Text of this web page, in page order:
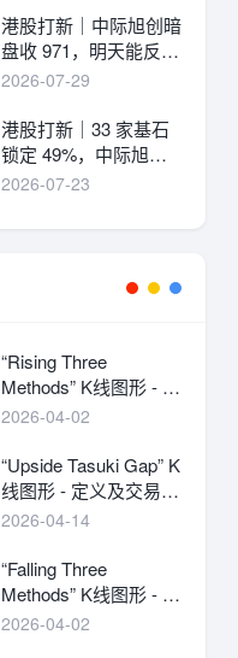
港股打新｜中际旭创暗
盘收 971，明天能反弹
吗？
2026-07-29
港股打新｜33 家基石
锁定 49%，中际旭创
详细申购分析！
2026-07-23
“Rising Three
Methods” K线图形 - 定
义及交易方法
2026-04-02
“Upside Tasuki Gap” K
线图形 - 定义及交易方
法
2026-04-14
“Falling Three
Methods” K线图形 - 定
义及交易方法
2026-04-02